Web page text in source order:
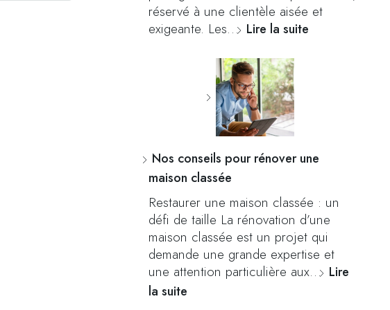
réservé à une clientèle aisée et
exigeante. Les… Lire la suite
Nos conseils pour rénover une
maison classée
Restaurer une maison classée : un
défi de taille La rénovation d’une
maison classée est un projet qui
demande une grande expertise et
une attention particulière aux… Lire
la suite